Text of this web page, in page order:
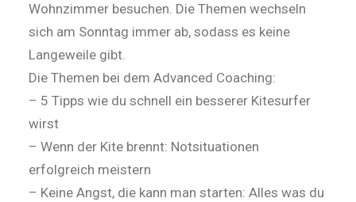
Wohnzimmer besuchen. Die Themen wechseln
sich am Sonntag immer ab, sodass es keine
Langeweile gibt.
Die Themen bei dem Advanced Coaching:
– 5 Tipps wie du schnell ein besserer Kitesurfer
wirst
– Wenn der Kite brennt: Notsituationen
erfolgreich meistern
– Keine Angst, die kann man starten: Alles was du